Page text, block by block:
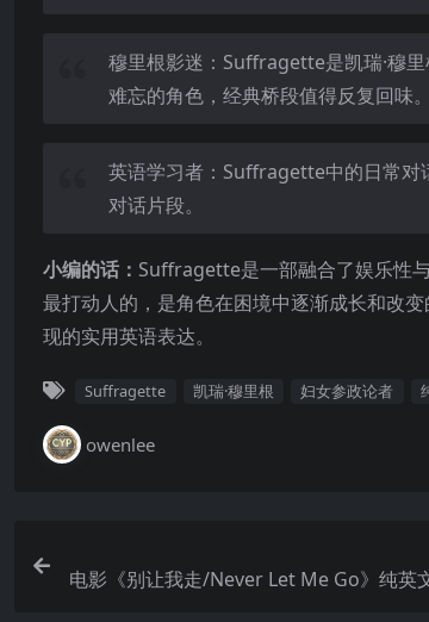
穆里根影迷：Suffragette是凯瑞·穆
难忘的角色，经典桥段值得反复回味。
英语学习者：Suffragette中的日常对
对话片段。
小编的话： Suffragette是一部融合了娱乐性
最打动人的，是角色在困境中逐渐成长和改
现的实用英语表达。
Suffragette 凯瑞·穆里根 妇女参政论者
owenlee
电影《别让我走/Never Let Me Go》纯英